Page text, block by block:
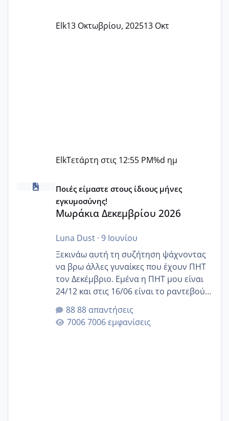
Elk13 Οκτωβρίου, 202513 Οκτ
ElkΤετάρτη στις 12:55 PM%d ημ
Μωράκια Δεκεμβρίου 2026
Ποιές είμαστε στους ίδιους μήνες
εγκυμοσύνης!
Μωράκια Δεκεμβρίου 2026
Luna Dust· 9 Ιουνίου
Ξεκινάω αυτή τη συζήτηση ψάχνοντας
να βρω άλλες γυναίκες που έχουν ΠΗΤ
τον Δεκέμβριο. Εμένα η ΠΗΤ μου είναι
24/12 και στις 16/06 είναι το ραντεβού
της αυχενικής διαφάνειας. Έχω αρκετό
άγχος και οι μέρες δεν φαίνεται να
περνάνε με τίποτα.
88 απαντήσεις
7006 εμφανίσεις